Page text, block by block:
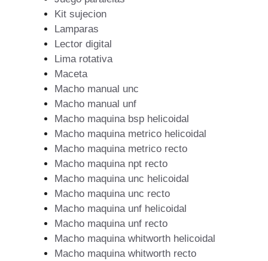
Kit sujecion
Lamparas
Lector digital
Lima rotativa
Maceta
Macho manual unc
Macho manual unf
Macho maquina bsp helicoidal
Macho maquina metrico helicoidal
Macho maquina metrico recto
Macho maquina npt recto
Macho maquina unc helicoidal
Macho maquina unc recto
Macho maquina unf helicoidal
Macho maquina unf recto
Macho maquina whitworth helicoidal
Macho maquina whitworth recto